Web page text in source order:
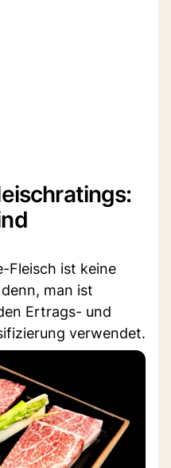
Fleisch ist keine
man ist
Ertrags- und
verwendet.